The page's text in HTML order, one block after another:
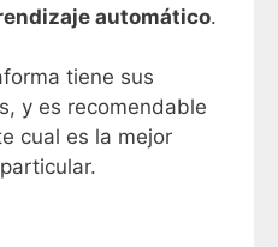
automático.
tiene sus
y es recomendable
cual es la mejor